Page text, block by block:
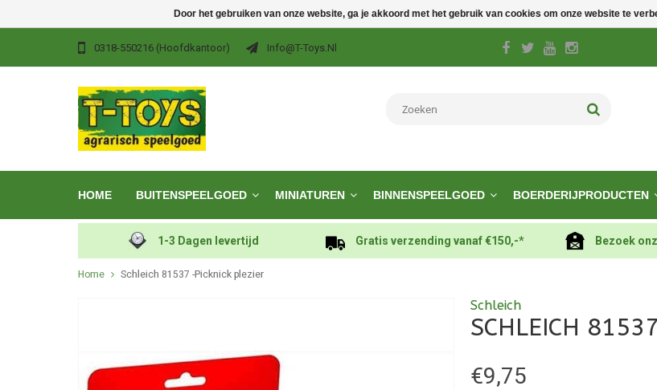
0318-550216 (hoofdkantoor) Info@t-Toys.nl
HOME BUITENSPEELGOED MINIATUREN BINNENSPEELGOED BOERDERIJPRODUCTEN
1-3 Dagen levertijd Gratis verzending vanaf €150,-* Bezoek
Home Schleich 81537 -Picknick plezier
Schleich
SCHLEICH
€9,75
Door het gebruiken van onze website, ga je akkoord met het gebruik van cookies om onze website te